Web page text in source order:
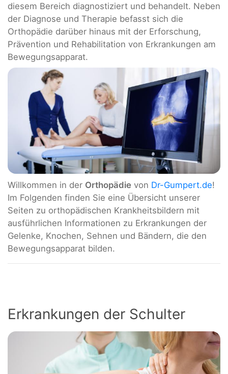
diesem Bereich diagnostiziert und behandelt. Neben
der Diagnose und Therapie befasst sich die
Orthopädie darüber hinaus mit der Erforschung,
Prävention und Rehabilitation von Erkrankungen am
Bewegungsapparat.
Willkommen in der Orthopädie von Dr-Gumpert.de!
Im Folgenden finden Sie eine Übersicht unserer
Seiten zu orthopädischen Krankheitsbildern mit
ausführlichen Informationen zu Erkrankungen der
Gelenke, Knochen, Sehnen und Bändern, die den
Bewegungsapparat bilden.
Erkrankungen der Schulter